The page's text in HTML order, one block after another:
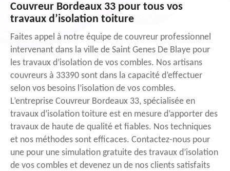
Couvreur Bordeaux 33 pour tous vos
travaux d’isolation toiture
Faites appel à notre équipe de couvreur professionnel
intervenant dans la ville de Saint Genes De Blaye pour
les travaux d’isolation de vos combles. Nos artisans
couvreurs à 33390 sont dans la capacité d’effectuer
selon vos besoins l’isolation de vos combles.
L’entreprise Couvreur Bordeaux 33, spécialisée en
travaux d’isolation toiture est en mesure d’apporter des
travaux de haute de qualité et fiables. Nos techniques
et nos méthodes sont efficaces. Contactez-nous pour
une pour une simulation gratuite des travaux d’isolation
de vos combles et devenez un de nos clients satisfaits